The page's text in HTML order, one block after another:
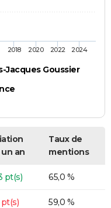
Jacques Goussier
2018 2020 2022 2024
an
Taux de
mentions
pt(s) 65,0 %
pt(s) 59,0 %